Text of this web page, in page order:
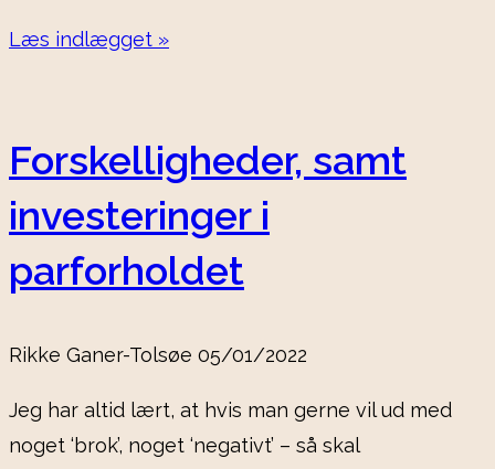
Læs indlægget »
Forskelligheder, samt
investeringer i
parforholdet
Rikke Ganer-Tolsøe 05/01/2022
Jeg har altid lært, at hvis man gerne vil ud med
noget ‘brok’, noget ‘negativt’ – så skal